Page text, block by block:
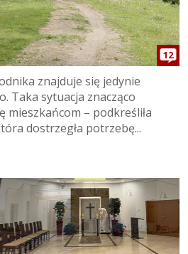
12
znajduje się jedynie
Taka sytuacja znacząco
– podkreśliła
dostrzegła potrzebę...